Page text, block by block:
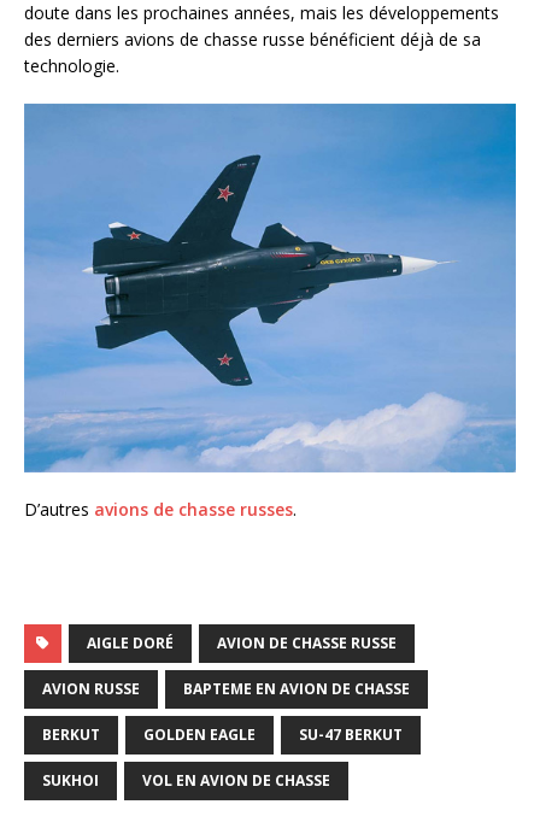
doute dans les prochaines années, mais les développements
des derniers avions de chasse russe bénéficient déjà de sa
technologie.
D’autres avions de chasse russes.
AIGLE DORÉ AVION DE CHASSE RUSSE
AVION RUSSE BAPTEME EN AVION DE CHASSE
BERKUT GOLDEN EAGLE SU-47 BERKUT
SUKHOI VOL EN AVION DE CHASSE